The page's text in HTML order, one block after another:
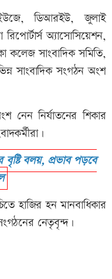
ডিআরইউ, জুলাই
রিপোর্টার্স অ্যাসোসিয়েশন,
কলেজ সাংবাদিক সমিতি,
সাংবাদিক সংগঠন অংশ
নির্যাতনের শিকার
বলয়, প্রভাব পড়বে
হাজির হন মানবাধিকার
নেতৃবৃন্দ।